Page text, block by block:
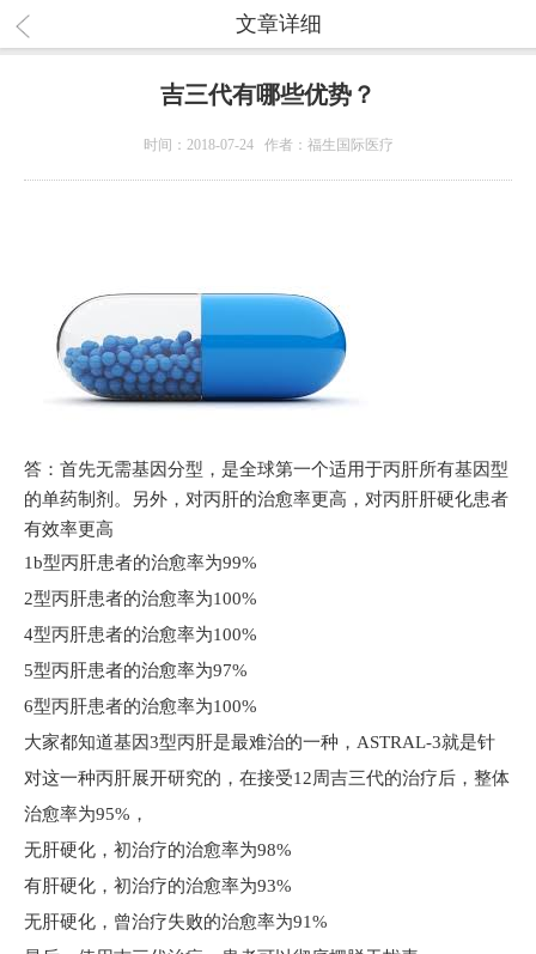
文章详细
吉三代有哪些优势？
时间：2018-07-24 作者：福生国际医疗
答：首先无需基因分型，是全球第一个适用于丙肝所有基因型
的单药制剂。另外，对丙肝的治愈率更高，对丙肝肝硬化患者
有效率更高
1b型丙肝患者的治愈率为99%
2型丙肝患者的治愈率为100%
4型丙肝患者的治愈率为100%
5型丙肝患者的治愈率为97%
6型丙肝患者的治愈率为100%
大家都知道基因3型丙肝是最难治的一种，ASTRAL-3就是针
对这一种丙肝展开研究的，在接受12周吉三代的治疗后，整体
治愈率为95%，
无肝硬化，初治疗的治愈率为98%
有肝硬化，初治疗的治愈率为93%
无肝硬化，曾治疗失败的治愈率为91%